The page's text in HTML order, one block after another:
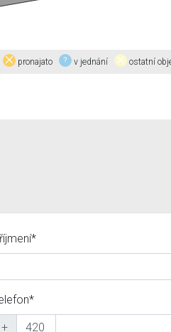
pronajato v jednání ostatní
+